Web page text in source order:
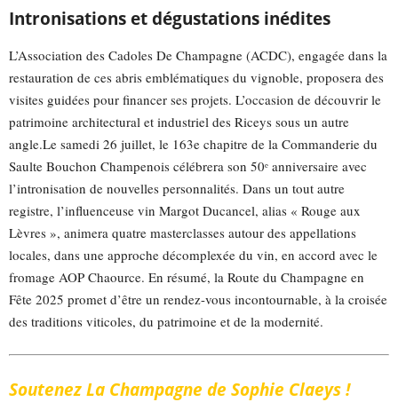
Intronisations et dégustations inédites
L’Association des Cadoles De Champagne (ACDC), engagée dans la
restauration de ces abris emblématiques du vignoble, proposera des
visites guidées pour financer ses projets. L’occasion de découvrir le
patrimoine architectural et industriel des Riceys sous un autre
angle.Le samedi 26 juillet, le 163e chapitre de la Commanderie du
Saulte Bouchon Champenois célébrera son 50ᵉ anniversaire avec
l’intronisation de nouvelles personnalités. Dans un tout autre
registre, l’influenceuse vin Margot Ducancel, alias « Rouge aux
Lèvres », animera quatre masterclasses autour des appellations
locales, dans une approche décomplexée du vin, en accord avec le
fromage AOP Chaource. En résumé, la Route du Champagne en
Fête 2025 promet d’être un rendez-vous incontournable, à la croisée
des traditions viticoles, du patrimoine et de la modernité.
Soutenez La Champagne de Sophie Claeys !